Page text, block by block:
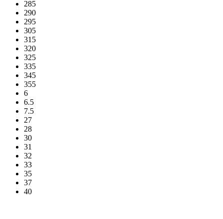
285
290
295
305
315
320
325
335
345
355
6
6.5
7.5
27
28
30
31
32
33
35
37
40